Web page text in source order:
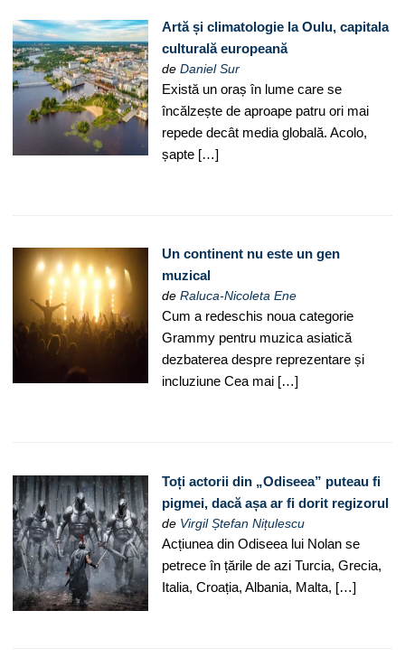
Artă și climatologie la Oulu, capitala
culturală europeană
deDaniel Sur
Există un oraș în lume care se
încălzește de aproape patru ori mai
repede decât media globală. Acolo,
șapte […]
Un continent nu este un gen
muzical
deRaluca-Nicoleta Ene
Cum a redeschis noua categorie
Grammy pentru muzica asiatică
dezbaterea despre reprezentare și
incluziune Cea mai […]
Toți actorii din „Odiseea” puteau fi
pigmei, dacă așa ar fi dorit regizorul
de Virgil Ștefan Nițulescu
Acțiunea din Odiseea lui Nolan se
petrece în țările de azi Turcia, Grecia,
Italia, Croația, Albania, Malta, […]